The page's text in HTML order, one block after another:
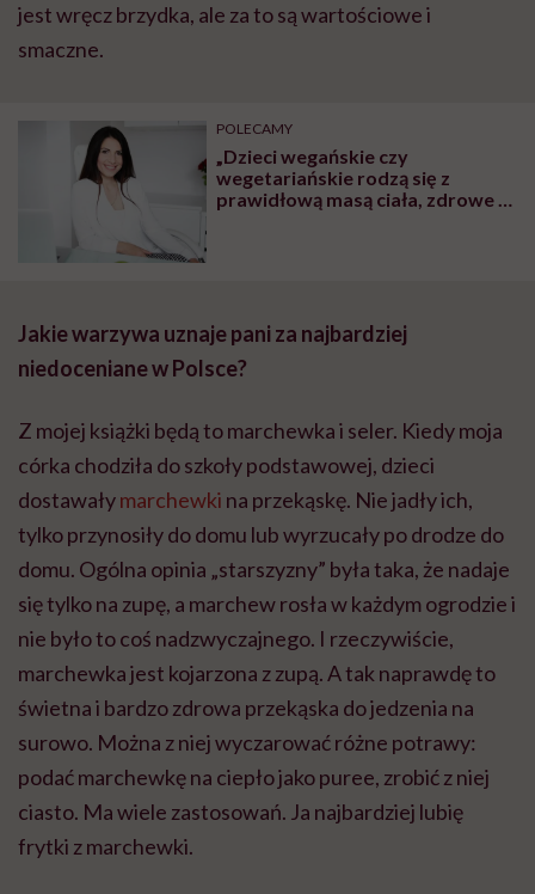
jest wręcz brzydka, ale za to są wartościowe i
smaczne.
POLECAMY
„Dzieci wegańskie czy
wegetariańskie rodzą się z
prawidłową masą ciała, zdrowe i
Jakie warzywa uznaje pani za najbardziej
niedoceniane w Polsce?
Z mojej książki będą to marchewka i seler. Kiedy moja
córka chodziła do szkoły podstawowej, dzieci
dostawałymarchewki na przekąskę. Nie jadły ich,
tylko przynosiły do domu lub wyrzucały po drodze do
domu. Ogólna opinia „starszyzny” była taka, że nadaje
się tylko na zupę, a marchew rosła w każdym ogrodzie i
nie było to coś nadzwyczajnego. I rzeczywiście,
marchewka jest kojarzona z zupą. A tak naprawdę to
świetna i bardzo zdrowa przekąska do jedzenia na
surowo. Można z niej wyczarować różne potrawy:
podać marchewkę na ciepło jako puree, zrobić z niej
ciasto. Ma wiele zastosowań. Ja najbardziej lubię
frytki z marchewki.